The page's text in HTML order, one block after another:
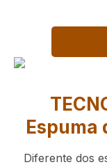
Espuma
Diferente dos